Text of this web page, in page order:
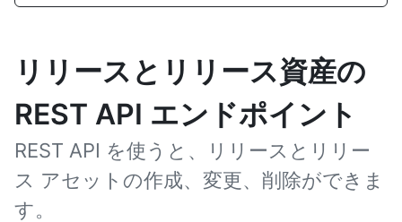
リリースとリリース資産の
REST API エンドポイント
REST API を使うと、リリースとリリー
ス アセットの作成、変更、削除ができま
す。